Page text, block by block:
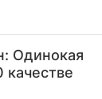
Одинокая